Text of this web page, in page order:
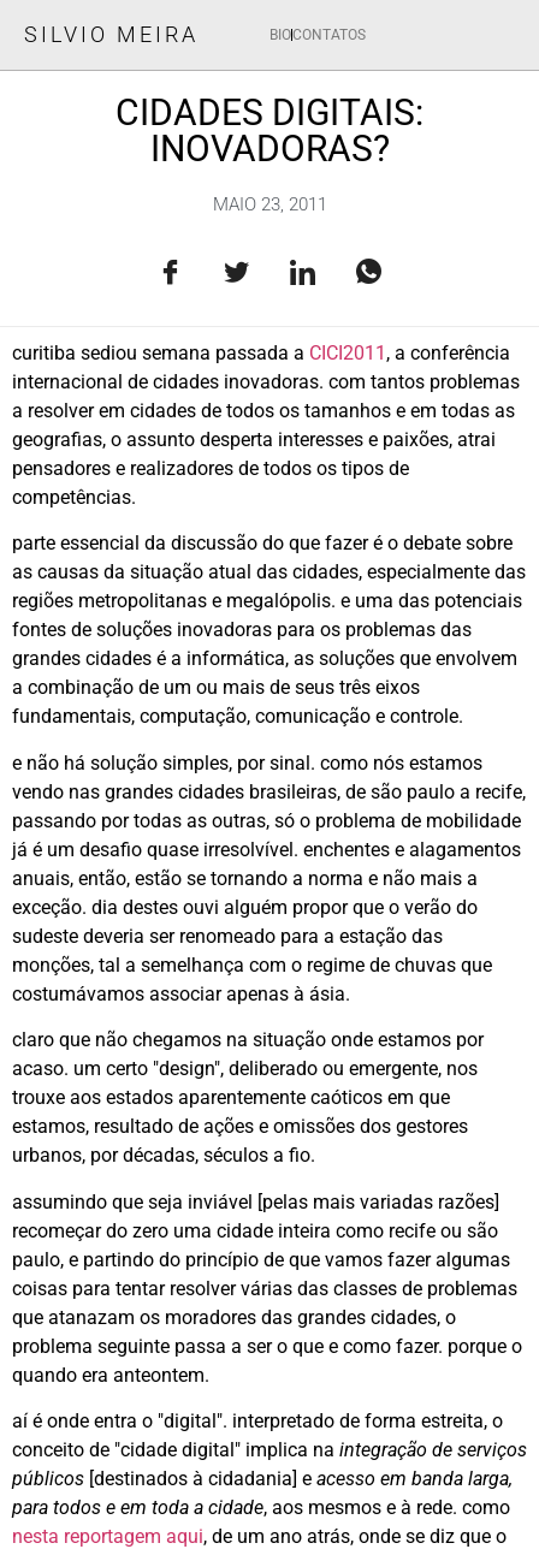
SILVIO MEIRA BIOCONTATOS
CIDADES DIGITAIS:
INOVADORAS?
MAIO 23, 2011
curitiba sediou semana passada a CICI2011 , a conferência
internacional de cidades inovadoras. com tantos problemas
a resolver em cidades de todos os tamanhos e em todas as
geografias, o assunto desperta interesses e paixões, atrai
pensadores e realizadores de todos os tipos de
competências.
parte essencial da discussão do que fazer é o debate sobre
as causas da situação atual das cidades, especialmente das
regiões metropolitanas e megalópolis. e uma das potenciais
fontes de soluções inovadoras para os problemas das
grandes cidades é a informática, as soluções que envolvem
a combinação de um ou mais de seus três eixos
fundamentais, computação, comunicação e controle.
e não há solução simples, por sinal. como nós estamos
vendo nas grandes cidades brasileiras, de são paulo a recife,
passando por todas as outras, só o problema de mobilidade
já é um desafio quase irresolvível. enchentes e alagamentos
anuais, então, estão se tornando a norma e não mais a
exceção. dia destes ouvi alguém propor que o verão do
sudeste deveria ser renomeado para a estação das
monções, tal a semelhança com o regime de chuvas que
costumávamos associar apenas à ásia.
claro que não chegamos na situação onde estamos por
acaso. um certo "design", deliberado ou emergente, nos
trouxe aos estados aparentemente caóticos em que
estamos, resultado de ações e omissões dos gestores
urbanos, por décadas, séculos a fio.
assumindo que seja inviável [pelas mais variadas razões]
recomeçar do zero uma cidade inteira como recife ou são
paulo, e partindo do princípio de que vamos fazer algumas
coisas para tentar resolver várias das classes de problemas
que atanazam os moradores das grandes cidades, o
problema seguinte passa a ser o que e como fazer. porque o
quando era anteontem.
aí é onde entra o "digital". interpretado de forma estreita, o
conceito de "cidade digital" implica na integração de serviços
públicos [destinados à cidadania] e acesso em banda larga,
para todos e em toda a cidade, aos mesmos e à rede. como
nesta reportagem aqui, de um ano atrás, onde se diz que o